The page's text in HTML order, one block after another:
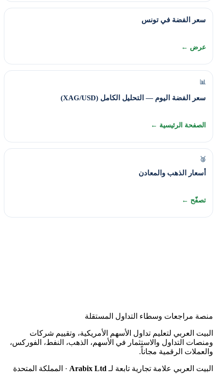
سعر الفضة في تونس
عرض ←
📊
سعر الفضة اليوم — التحليل الكامل (XAG/USD)
الصفحة الرئيسية ←
🥈
أسعار الذهب والمعادن
تصفّح ←
منصة مراجعات وسطاء التداول المستقلة
البيت العربي لتعليم تداول الأسهم الأمريكية، وتقييم شركات
ومنصات التداول والاستثمار في الأسهم، الذهب، النفط، الفوركس،
والعملات الرقمية مجاناً.
البيت العربي علامة تجارية تابعة لـ Arabix Ltd · المملكة المتحدة